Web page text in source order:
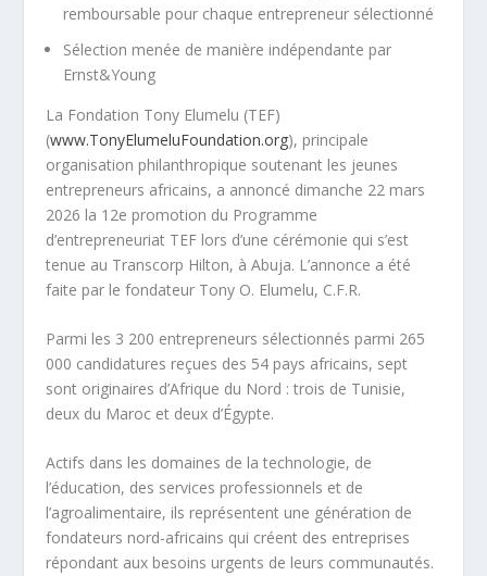
remboursable pour chaque entrepreneur sélectionné
Sélection menée de manière indépendante par
Ernst&Young
La Fondation Tony Elumelu (TEF)
(www.TonyElumeluFoundation.org), principale
organisation philanthropique soutenant les jeunes
entrepreneurs africains, a annoncé dimanche 22 mars
2026 la 12e promotion du Programme
d’entrepreneuriat TEF lors d’une cérémonie qui s’est
tenue au Transcorp Hilton, à Abuja. L’annonce a été
faite par le fondateur Tony O. Elumelu, C.F.R.
Parmi les 3 200 entrepreneurs sélectionnés parmi 265
000 candidatures reçues des 54 pays africains, sept
sont originaires d’Afrique du Nord : trois de Tunisie,
deux du Maroc et deux d’Égypte.
Actifs dans les domaines de la technologie, de
l’éducation, des services professionnels et de
l’agroalimentaire, ils représentent une génération de
fondateurs nord-africains qui créent des entreprises
répondant aux besoins urgents de leurs communautés.